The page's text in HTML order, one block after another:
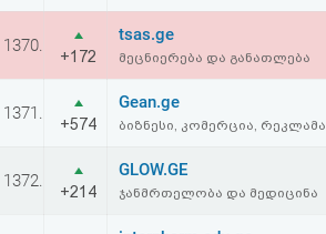
1370.
+172
tsas.ge
მეცნიერება და განათლება
1371.
+574
Gean.ge
ბიზნესი, კომერცია, რეკლამა
1372.
+214
GLOW.GE
ჯანმრთელობა და მედიცინა